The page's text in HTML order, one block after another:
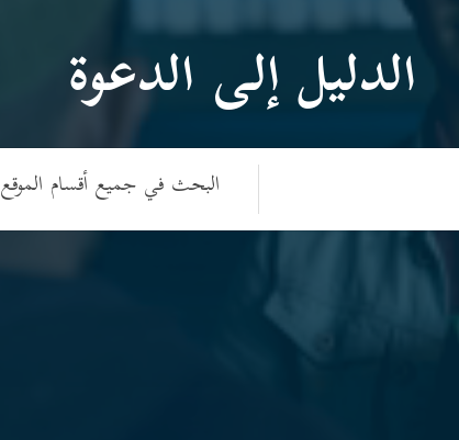
الدليل إلى الدعوة
البحث في جميع أقسام الموقع